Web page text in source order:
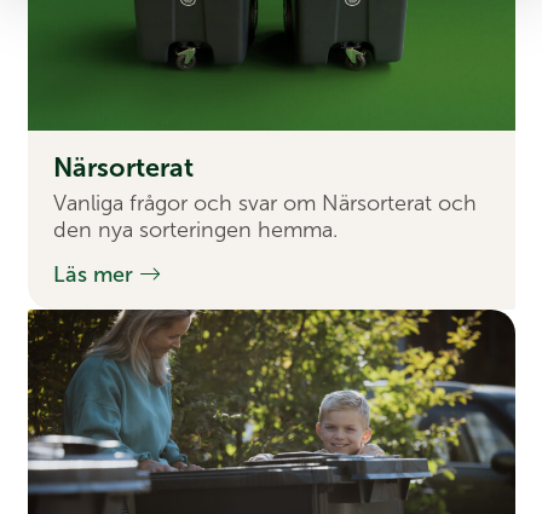
Närsorterat
Vanliga frågor och svar om Närsorterat och
den nya sorteringen hemma.
Läs mer